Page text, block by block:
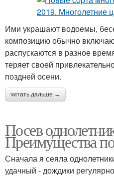
Ими украшают водоемы,
композицию обычно
распускаются в разное
теряет своей
поздней осени.
читать дальше →
Посев
Преимущества
Сначала я сеяла
удачный - дождики